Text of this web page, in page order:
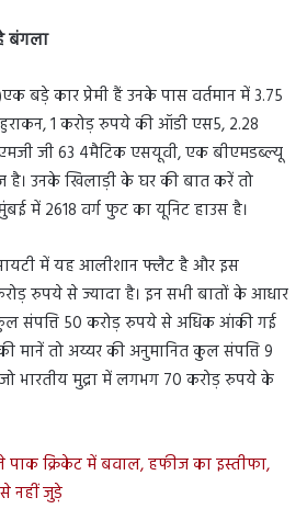
बंगला
बड़े कार प्रेमी हैं उनके पास वर्तमान में 3.75
1 करोड़ रुपये की ऑडी एस5, 2.28
जी 63 4मैटिक एसयूवी, एक बीएमडब्ल्यू
है। उनके खिलाड़ी के घर की बात करें तो
में 2618 वर्ग फुट का यूनिट हाउस है।
में यह आलीशान फ्लैट है और इस
रुपये से ज्यादा है। इन सभी बातों के आधार
संपत्ति 50 करोड़ रुपये से अधिक आंकी गई
मानें तो अय्यर की अनुमानित कुल संपत्ति 9
भारतीय मुद्रा में लगभग 70 करोड़ रुपये के
क्रिकेट में बवाल, हफीज का इस्तीफा,
नहीं जुड़े